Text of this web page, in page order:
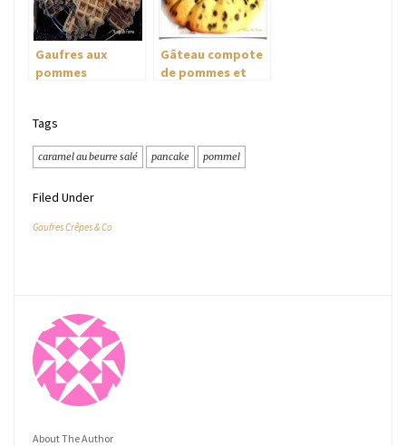
Gaufres aux
pommes
Gâteau compote
de pommes et
Tags
caramel au beurre salé pancake pommel
Filed Under
Gaufres Crêpes & Co
About The Author